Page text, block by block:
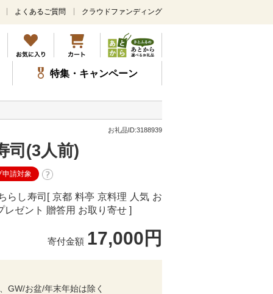
メ
ン
コ
ン
テ
ツ
ッ
よくあるご質問 クラウドファンディング
特集・キャンペーン
お礼品ID:3188939
司(3人前)
申請対象
らし寿司[ 京都 料亭 京料理 人気 お
ゼント 贈答用 お取り寄せ ]
寄付金額 17,000円
GW/お盆/年末年始は除く